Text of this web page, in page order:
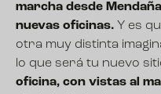
marcha desde
nuevas oficinas. Y es
otra muy distinta
lo que será tu nuevo
oficina, con vistas al